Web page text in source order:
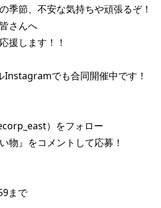
季節、不安な気持ちや頑張るぞ！
さんへ
援します！！
Instagramでも合同開催中です！
）をフォロー
物』をコメントして応募！
まで